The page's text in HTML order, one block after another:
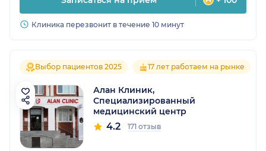
Клиника перезвонит в течение 10 минут
Выбор пациентов 2025 17 лет работаем на рынке
Алан Клиник,
Специализированный
медицинский центр
4.2 171 отзыв